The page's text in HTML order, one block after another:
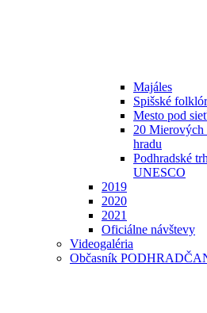
Majáles
Spišské
Mesto pod
20 Mierových
hradu
Podhradské
UNESCO
2019
2020
2021
Oficiálne návštevy
Videogaléria
Občasník